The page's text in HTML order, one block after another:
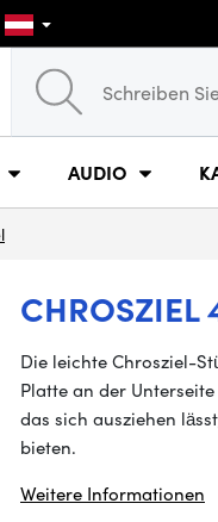
AUDIO
CHROSZIEL
Die leichte Chrosziel-
Platte an der
das sich ausziehen
bieten.
Weitere Informationen